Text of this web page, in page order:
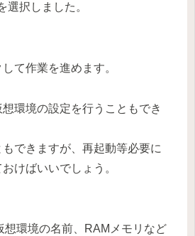
選択しました。
て作業を進めます。
環境の設定を行うこともでき
できますが、再起動等必要に
けばいいでしょう。
想環境の名前、RAMメモリなど